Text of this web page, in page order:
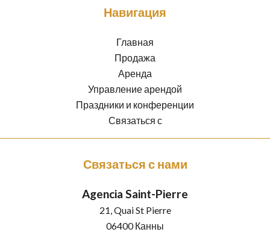
Навигация
Главная
Продажа
Аренда
Управление арендой
Праздники и конференции
Связаться с
Связаться с нами
Agencia Saint-Pierre
21, Quai St Pierre
06400Канны